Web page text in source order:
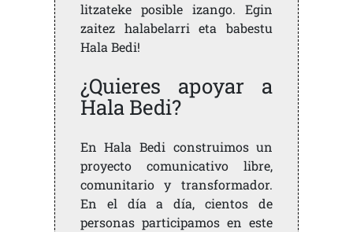
litzateke posible izango. Egin
zaitez halabelarri eta babestu
Hala Bedi!
¿Quieres apoyar a
Hala Bedi?
En Hala Bedi construimos un
proyecto comunicativo libre,
comunitario y transformador.
En el día a día, cientos de
personas participamos en este